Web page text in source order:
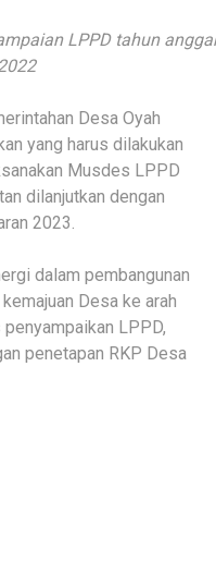
LPPD tahun
Desa Oyah
yang harus dilakukan
Musdes LPPD
dilanjutkan dengan
2023.
dalam pembangunan
Desa ke arah
LPPD,
penetapan RKP Desa